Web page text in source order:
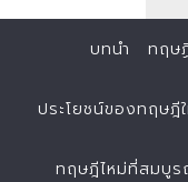
บทนำ ทฤษ
ประโยชน์ของทฤษฎี
ทฤษฎีไหม่ที่สมบู